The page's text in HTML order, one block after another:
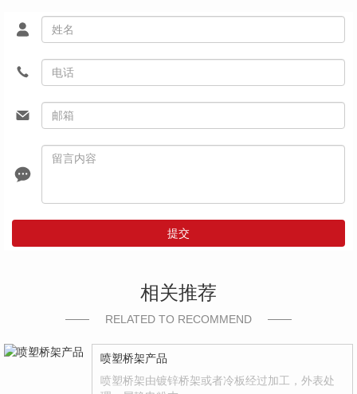
提交
相关推荐
RELATED TO RECOMMEND
喷塑桥架产品
喷塑桥架由镀锌桥架或者冷板经过加工，外表处